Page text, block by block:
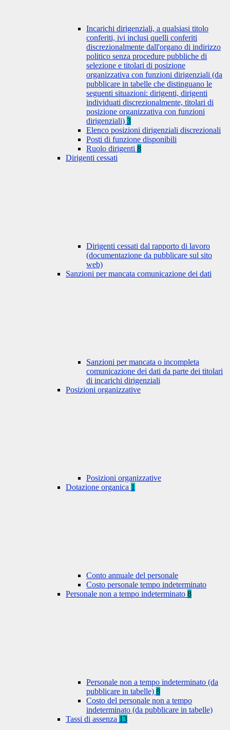
Incarichi dirigenziali, a qualsiasi titolo
conferiti, ivi inclusi quelli conferiti
discrezionalmente dall'organo di indirizzo
politico senza procedure pubbliche di
selezione e titolari di posizione
organizzativa con funzioni dirigenziali (da
pubblicare in tabelle che distinguano le
seguenti situazioni: dirigenti, dirigenti
individuati discrezionalmente, titolari di
posizione organizzativa con funzioni
dirigenziali) 3
Elenco posizioni dirigenziali discrezionali
Posti di funzione disponibili
Ruolo dirigenti 8
Dirigenti cessati
Dirigenti cessati dal rapporto di lavoro
(documentazione da pubblicare sul sito
web)
Sanzioni per mancata comunicazione dei dati
Sanzioni per mancata o incompleta
comunicazione dei dati da parte dei titolari
di incarichi dirigenziali
Posizioni organizzative
Posizioni organizzative
Dotazione organica 1
Conto annuale del personale
Costo personale tempo indeterminato
Personale non a tempo indeterminato 8
Personale non a tempo indeterminato (da
pubblicare in tabelle) 8
Costo del personale non a tempo
indeterminato (da pubblicare in tabelle)
Tassi di assenza 13